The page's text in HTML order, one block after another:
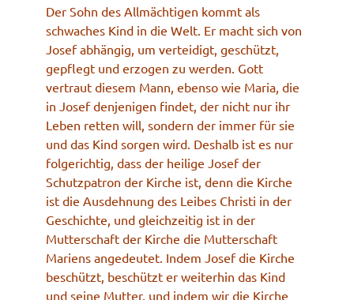
Der Sohn des Allmächtigen kommt als
schwaches Kind in die Welt. Er macht sich von
Josef abhängig, um verteidigt, geschützt,
gepflegt und erzogen zu werden. Gott
vertraut diesem Mann, ebenso wie Maria, die
in Josef denjenigen findet, der nicht nur ihr
Leben retten will, sondern der immer für sie
und das Kind sorgen wird. Deshalb ist es nur
folgerichtig, dass der heilige Josef der
Schutzpatron der Kirche ist, denn die Kirche
ist die Ausdehnung des Leibes Christi in der
Geschichte, und gleichzeitig ist in der
Mutterschaft der Kirche die Mutterschaft
Mariens angedeutet. Indem Josef die Kirche
beschützt, beschützt er weiterhin das Kind
und seine Mutter, und indem wir die Kirche